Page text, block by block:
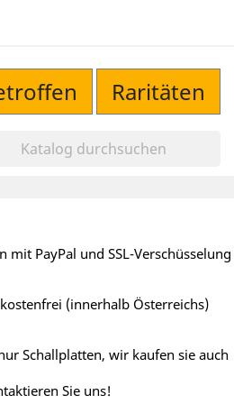
Raritäten
mit PayPal und SSL-Verschüsselung
(innerhalb Österreichs)
Schallplatten, wir kaufen sie auch
Sie uns!